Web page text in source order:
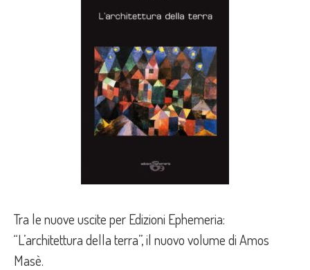
Tra le nuove uscite per Edizioni Ephemeria:
“L’architettura della terra”, il nuovo volume di Amos
Masè.